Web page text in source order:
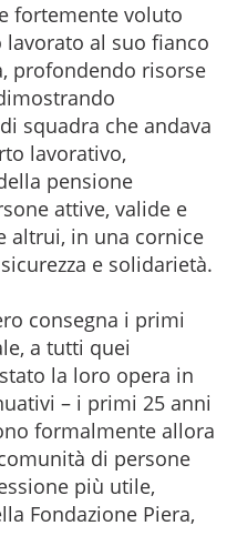
fortemente voluto
al suo fianco
profondendo risorse
squadra che andava
lavorativo,
pensione
attive, valide e
altrui, in una cornice
e solidarietà.
consegna i primi
a tutti quei
la loro opera in
– i primi 25 anni
formalmente allora
di persone
più utile,
Fondazione Piera,